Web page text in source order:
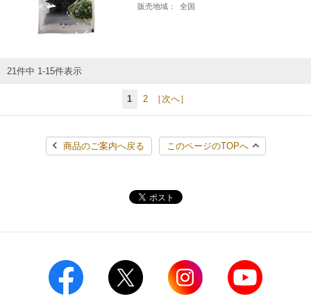
販売地域： 全国
21件中 1-15件表示
1 2 ［次へ］
商品のご案内へ戻る このページのTOPへ